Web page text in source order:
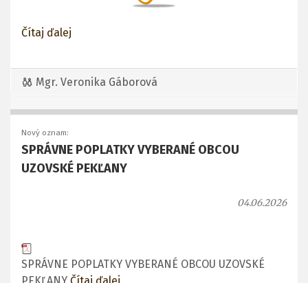
Čítaj ďalej
Mgr. Veronika Gáborová
Nový oznam:
SPRÁVNE POPLATKY VYBERANÉ OBCOU
UZOVSKÉ PEKĽANY
04.06.2026
SPRÁVNE POPLATKY VYBERANÉ OBCOU UZOVSKÉ
PEKĽANY Čítaj ďalej